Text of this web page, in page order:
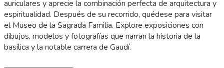
auriculares y aprecie la combinación perfecta de arquitectura y
espiritualidad. Después de su recorrido, quédese para visitar
el Museo de la Sagrada Familia. Explore exposiciones con
dibujos, modelos y fotografías que narran la historia de la
basílica y la notable carrera de Gaudí.